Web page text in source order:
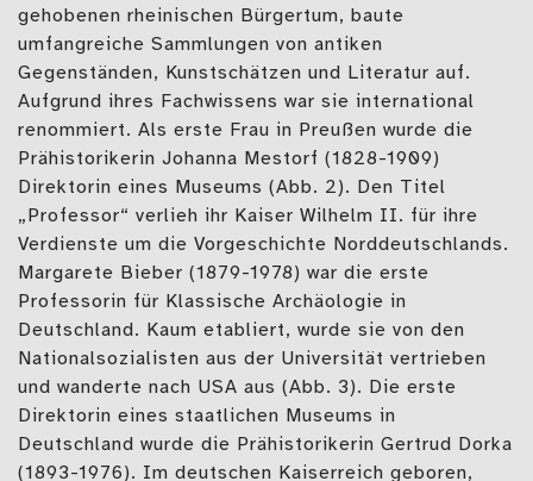
gehobenen rheinischen Bürgertum, baute
umfangreiche Sammlungen von antiken
Gegenständen, Kunstschätzen und Literatur auf.
Aufgrund ihres Fachwissens war sie international
renommiert. Als erste Frau in Preußen wurde die
Prähistorikerin Johanna Mestorf (1828-1909)
Direktorin eines Museums (Abb. 2). Den Titel
„Professor“ verlieh ihr Kaiser Wilhelm II. für ihre
Verdienste um die Vorgeschichte Norddeutschlands.
Margarete Bieber (1879-1978) war die erste
Professorin für Klassische Archäologie in
Deutschland. Kaum etabliert, wurde sie von den
Nationalsozialisten aus der Universität vertrieben
und wanderte nach USA aus (Abb. 3). Die erste
Direktorin eines staatlichen Museums in
Deutschland wurde die Prähistorikerin Gertrud Dorka
(1893-1976). Im deutschen Kaiserreich geboren,